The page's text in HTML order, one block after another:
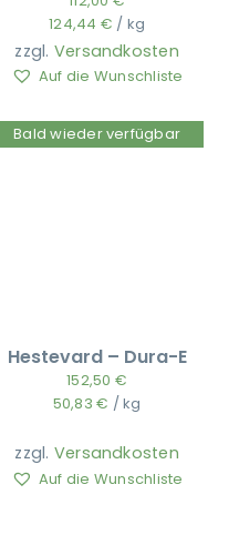
124,44 € / kg
zzgl. Versandkosten
Auf die Wunschliste
Bald wieder verfügbar
Hestevard – Dura-E
152,50 €
50,83€ /kg
zzgl. Versandkosten
Auf die Wunschliste